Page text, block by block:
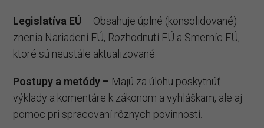
Legislatíva EÚ– Obsahuje úplné (konsolidované)
znenia Nariadení EÚ, Rozhodnutí EÚ a Smerníc EÚ,
ktoré sú neustále aktualizované.
Postupy a metódy – Majú za úlohu poskytnúť
výklady a komentáre k zákonom a vyhláškam, ale aj
pomoc pri spracovaní rôznych povinností.